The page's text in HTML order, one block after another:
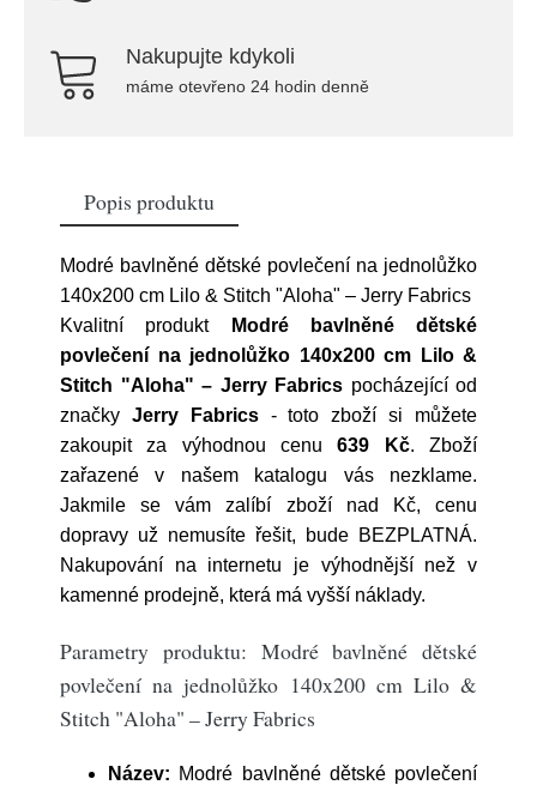
Nakupujte kdykoli
máme otevřeno 24 hodin denně
Popis produktu
Modré bavlněné dětské povlečení na jednolůžko
140x200 cm Lilo & Stitch "Aloha" – Jerry Fabrics
Kvalitní produkt
Modré bavlněné dětské
povlečení na jednolůžko 140x200 cm Lilo &
Stitch "Aloha" – Jerry Fabrics pocházející od
značky Jerry Fabrics- toto zboží si můžete
zakoupit za výhodnou cenu639 Kč. Zboží
zařazené v našem katalogu vás nezklame.
Jakmile se vám zalíbí zboží nad Kč, cenu
dopravy už nemusíte řešit, bude BEZPLATNÁ.
Nakupování na internetu je výhodnější než v
kamenné prodejně, která má vyšší náklady.
Parametry produktu: Modré bavlněné dětské
povlečení na jednolůžko 140x200 cm Lilo &
Stitch "Aloha" – Jerry Fabrics
Název: Modré bavlněné dětské povlečení